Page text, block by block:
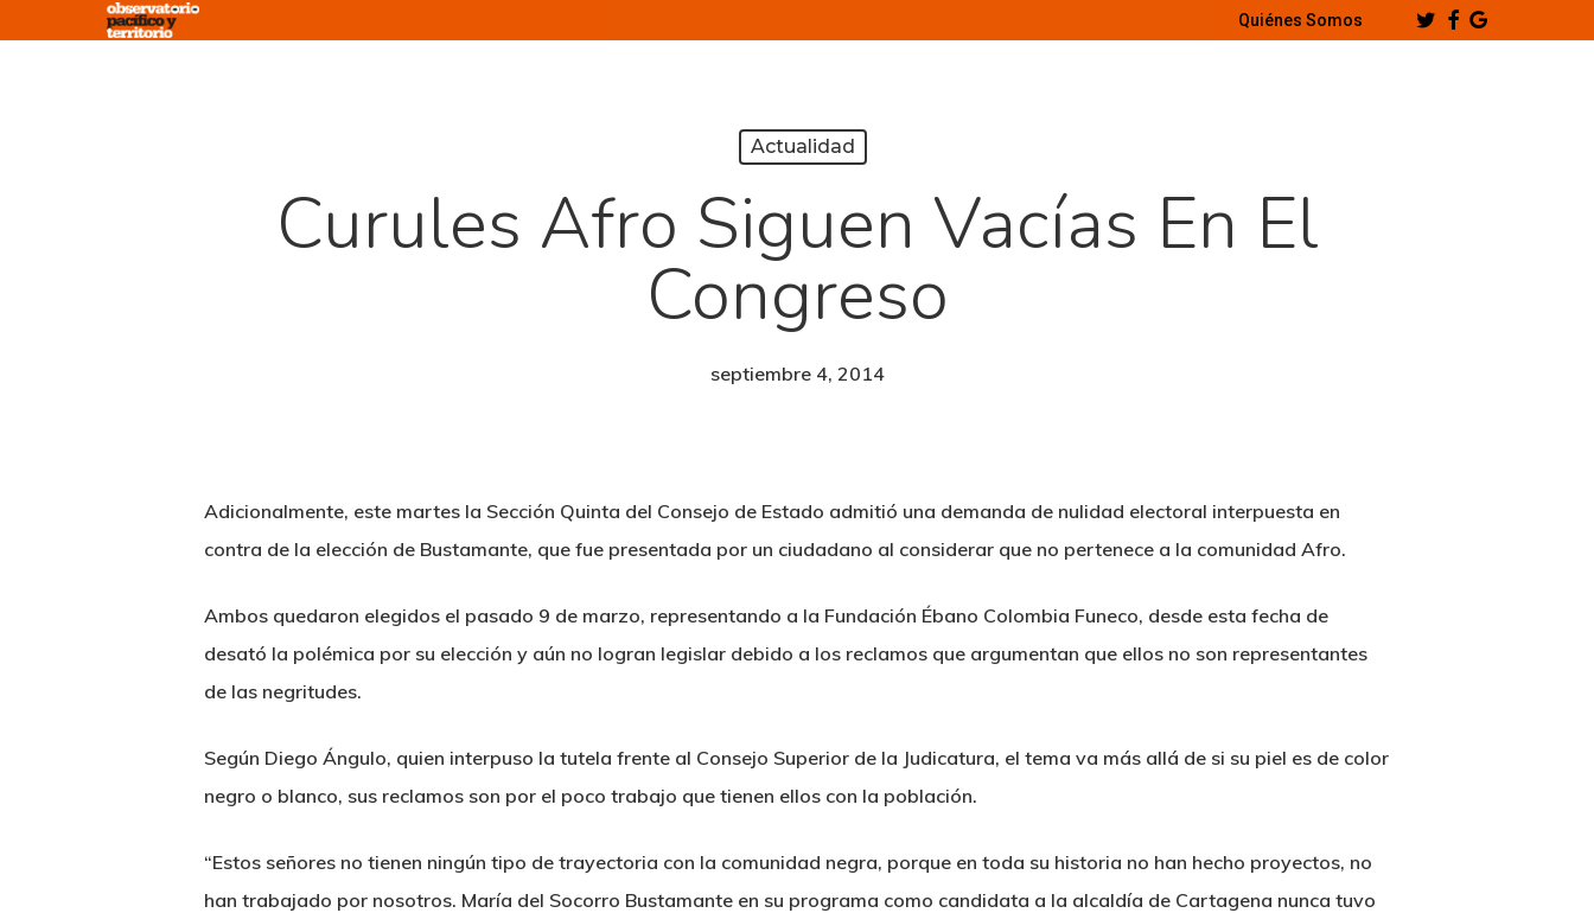
Quiénes Somos TwitterFacebook
Google-
Plus
Actualidad
Curules Afro Siguen Vacías En El
Congreso
septiembre 4, 2014
Adicionalmente, este martes la Sección Quinta del Consejo de Estado admitió una demanda de nulidad electoral interpuesta en
contra de la elección de Bustamante, que fue presentada por un ciudadano al considerar que no pertenece a la comunidad Afro.
Ambos quedaron elegidos el pasado 9 de marzo, representando a la Fundación Ébano Colombia Funeco, desde esta fecha de
desató la polémica por su elección y aún no logran legislar debido a los reclamos que argumentan que ellos no son representantes
de las negritudes.
Según Diego Ángulo, quien interpuso la tutela frente al Consejo Superior de la Judicatura, el tema va más allá de si su piel es de color
negro o blanco, sus reclamos son por el poco trabajo que tienen ellos con la población.
“Estos señores no tienen ningún tipo de trayectoria con la comunidad negra, porque en toda su historia no han hecho proyectos, no
han trabajado por nosotros. María del Socorro Bustamante en su programa como candidata a la alcaldía de Cartagena nunca tuvo